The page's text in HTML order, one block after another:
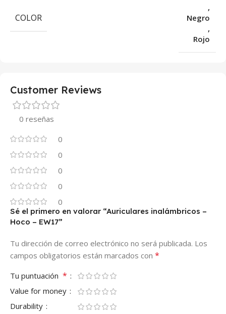
COLOR
,
Negro
,
Rojo
Customer Reviews
0 reseñas
0
0
0
0
0
Sé el primero en valorar “Auriculares inalámbricos –
Hoco – EW17”
Tu dirección de correo electrónico no será publicada. Los
campos obligatorios están marcados con *
Tu puntuación *
Value for money
Durability